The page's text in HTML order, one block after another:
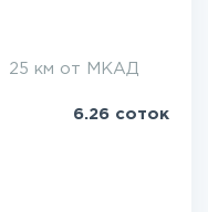
25 км от МКАД
6.26 соток